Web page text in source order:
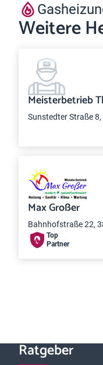
Weitere
Meisterbetrieb
Sunstedter Straße
Max Großer
Bahnhofstraße 22,
Top
Partner
Ratgeber